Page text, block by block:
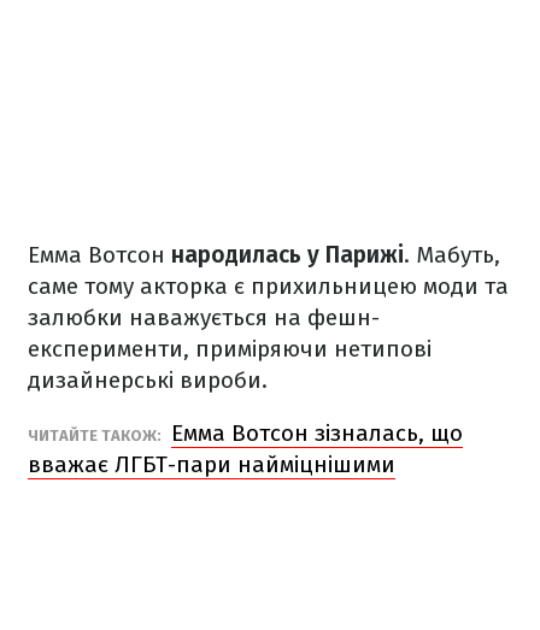
Емма Вотсон народилась у Парижі. Мабуть,
саме тому акторка є прихильницею моди та
залюбки наважується на фешн-
експерименти, приміряючи нетипові
дизайнерські вироби.
ЧИТАЙТЕ ТАКОЖ:
Емма Вотсон зізналась, що
вважає ЛГБТ-пари найміцнішими